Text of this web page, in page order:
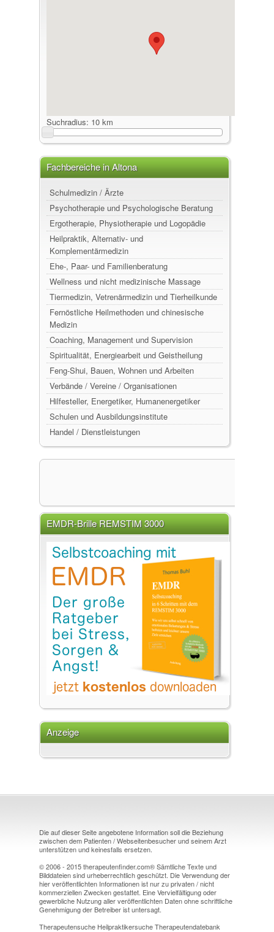
Suchradius: 10 km
Fachbereiche in Altona
Schulmedizin / Ärzte
Psychotherapie und Psychologische Beratung
Ergotherapie, Physiotherapie und Logopädie
Heilpraktik, Alternativ- und
Komplementärmedizin
Ehe-, Paar- und Familienberatung
Wellness und nicht medizinische Massage
Tiermedizin, Vetrenärmedizin und Tierheilkunde
Fernöstliche Heilmethoden und chinesische
Medizin
Coaching, Management und Supervision
Spiritualität, Energiearbeit und Geistheilung
Feng-Shui, Bauen, Wohnen und Arbeiten
Verbände / Vereine / Organisationen
Hilfesteller, Energetiker, Humanenergetiker
Schulen und Ausbildungsinstitute
Handel / Dienstleistungen
EMDR-Brille REMSTIM 3000
Anzeige
Die auf dieser Seite angebotene Information soll die Beziehung
zwischen dem Patienten / Webseitenbesucher und seinem Arzt
unterstützen und keinesfalls ersetzen.
© 2006 - 2015 therapeutenfinder.com® Sämtliche Texte und
Bilddateien sind urheberrechtlich geschützt. Die Verwendung der
hier veröffentlichten Informationen ist nur zu privaten / nicht
kommerziellen Zwecken gestattet. Eine Vervielfältigung oder
gewerbliche Nutzung aller veröffentlichten Daten ohne schriftliche
Genehmigung der Betreiber ist untersagt.
Therapeutensuche Heilpraktikersuche Therapeutendatebank